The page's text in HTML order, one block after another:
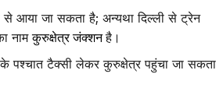
से आया जा सकता है; अन्यथा दिल्ली से ट्रेन
नामकुरुक्षेत्र जंक्शनहै।
पश्चात टैक्सी लेकर कुरुक्षेत्र पहुंचा जा सकता